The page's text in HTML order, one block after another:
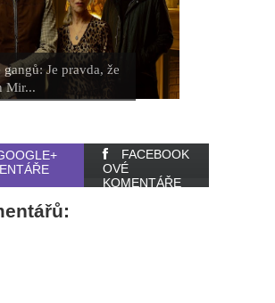
gangů: Je pravda, že
Mir...
FACEBOOK
OVÉ
KOMENTÁŘE